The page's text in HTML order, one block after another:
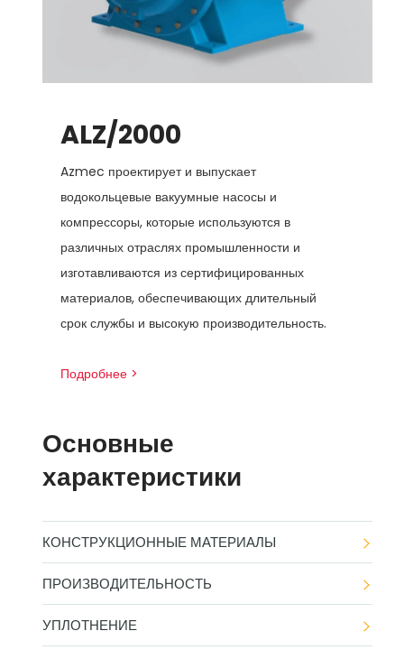
ALZ/2000
Azmec проектирует и выпускает
водокольцевые вакуумные насосы и
компрессоры, которые используются в
различных отраслях промышленности и
изготавливаются из сертифицированных
материалов, обеспечивающих длительный
срок службы и высокую производительность.
Подробнее >
Основные
характеристики
КОНСТРУКЦИОННЫЕ МАТЕРИАЛЫ
ПРОИЗВОДИТЕЛЬНОСТЬ
УПЛОТНЕНИЕ